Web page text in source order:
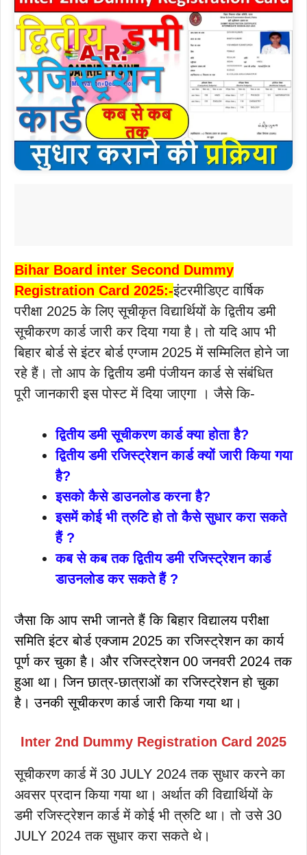
Bihar Board inter Second Dummy
Registration Card 2025:-इंटरमीडिएट वार्षिक
परीक्षा 2025 के लिए सूचीकृत विद्यार्थियों के द्वितीय डमी
सूचीकरण कार्ड जारी कर दिया गया है। तो यदि आप भी
बिहार बोर्ड से इंटर बोर्ड एग्जाम 2025 में सम्मिलित होने जा
रहे हैं। तो आप के द्वितीय डमी पंजीयन कार्ड से संबंधित
पूरी जानकारी इस पोस्ट में दिया जाएगा । जैसे कि-
द्वितीय डमी सूचीकरण कार्ड क्या होता है?
द्वितीय डमी रजिस्ट्रेशन कार्ड क्यों जारी किया गया
है?
इसको कैसे डाउनलोड करना है?
इसमें कोई भी त्रुटि हो तो कैसे सुधार करा सकते
हैं ?
कब से कब तक द्वितीय डमी रजिस्ट्रेशन कार्ड
डाउनलोड कर सकते हैं ?
जैसा कि आप सभी जानते हैं कि बिहार विद्यालय परीक्षा
समिति इंटर बोर्ड एक्जाम 2025 का रजिस्ट्रेशन का कार्य
पूर्ण कर चुका है। और रजिस्ट्रेशन 00 जनवरी 2024 तक
हुआ था। जिन छात्र-छात्राओं का रजिस्ट्रेशन हो चुका
है। उनकी सूचीकरण कार्ड जारी किया गया था।
Inter 2nd Dummy Registration Card 2025
सूचीकरण कार्ड में 30 JULY 2024 तक सुधार करने का
अवसर प्रदान किया गया था। अर्थात की विद्यार्थियों के
डमी रजिस्ट्रेशन कार्ड में कोई भी त्रुटि था। तो उसे 30
JULY 2024 तक सुधार करा सकते थे।